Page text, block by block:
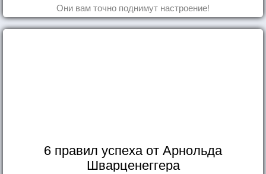
Они вам точно поднимут настроение!
6 правил успеха от Арнольда
Шварценеггера